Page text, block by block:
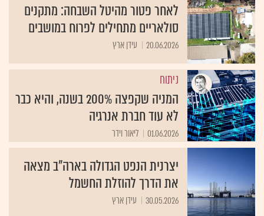
לאחר פטור מהיטל השבחה: מתקנים
סולאריים מתחילים לפרוח במושבים
20.06.2026 עידן ארץ
ניתוח
המניה שקפצה 200% בשנה, והיא כבר
לא עוד חברת אנרגיה
01.06.2026 ליאור וידר
יצרנית הנפט הגדולה בארה"ב מצאה
את הדרך להוזלת החשמל
30.05.2026 עידן ארץ